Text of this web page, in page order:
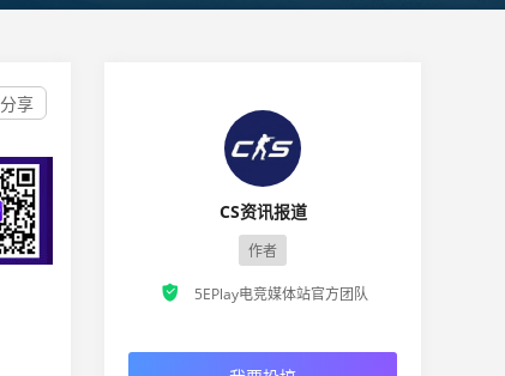
分享
CS资讯报道
作者
 5EPlay电竞媒体站官方团队